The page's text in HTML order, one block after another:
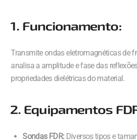
1. Funcionamento:
Transmite ondas eletromagnéticas de
analisa a amplitude e fase das
propriedades dielétricas do material.
2. Equipamentos
Sondas FDR:Diversos tipos e